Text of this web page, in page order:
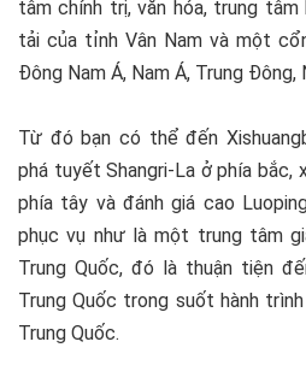
tâm chính trị, văn hóa, trung
tải của tỉnh Vân Nam và một
Đông Nam Á, Nam Á, Trung Đông,
Từ đó bạn có thể đến
phá tuyết Shangri-La ở phía bắc,
phía tây và đánh giá cao
phục vụ như là một trung tâm
Trung Quốc, đó là thuận tiện
Trung Quốc trong suốt hành
Trung Quốc.